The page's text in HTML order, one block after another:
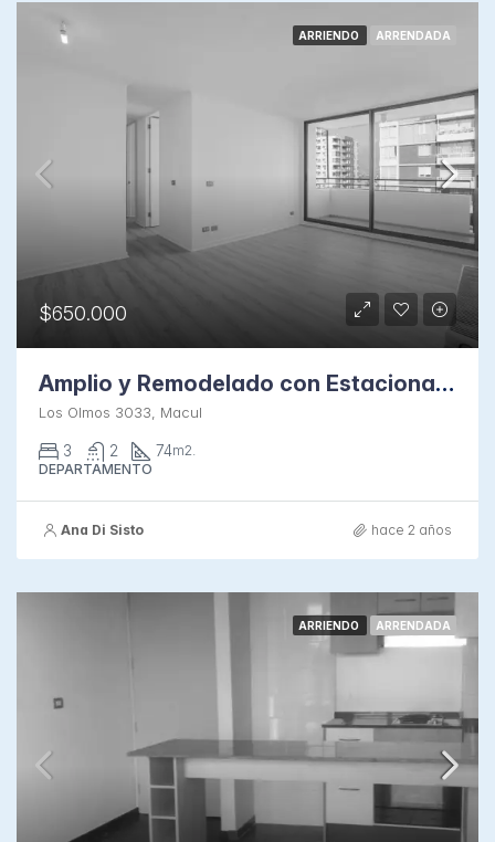
ARRIENDO ARRENDADA
$650.000
Amplio y Remodelado con Estacionamiento en Macul
Los Olmos 3033, Macul
3 2 74m2.
DEPARTAMENTO
Ana Di Sisto hace 2 años
ARRIENDO ARRENDADA